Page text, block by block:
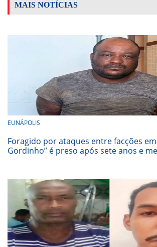
MAIS NOTÍCIAS
EUNÁPOLIS
Foragido por ataques entre facções em
Gordinho” é preso após sete anos e